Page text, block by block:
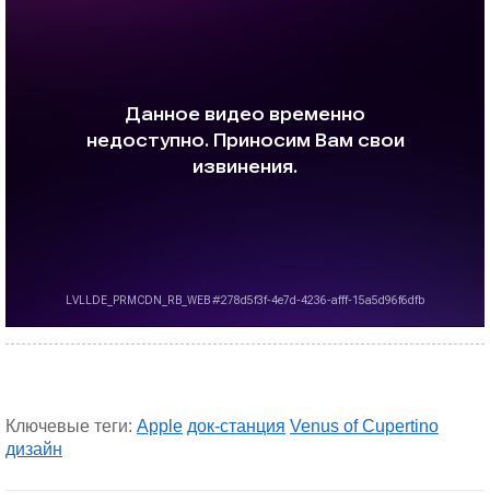
Ключевые теги: Apple док-станция Venus of Cupertino
дизайн